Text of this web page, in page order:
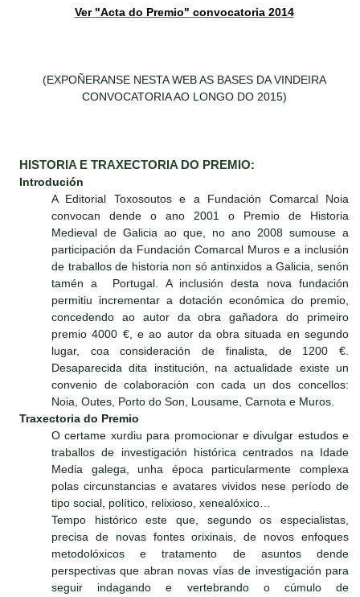
Ver "Acta do Premio" convocatoria 2014
(EXPOÑERANSE NESTA WEB AS BASES DA VINDEIRA
CONVOCATORIA AO LONGO DO 2015)
HISTORIA E TRAXECTORIA DO PREMIO:
Introdución
A Editorial Toxosoutos e a Fundación Comarcal Noia
convocan dende o ano 2001 o Premio de Historia
Medieval de Galicia ao que, no ano 2008 sumouse a
participación da Fundación Comarcal Muros e a inclusión
de traballos de historia non só antinxidos a Galicia, senón
tamén a Portugal. A inclusión desta nova fundación
permitiu incrementar a dotación económica do premio,
concedendo ao autor da obra gañadora do primeiro
premio 4000 €, e ao autor da obra situada en segundo
lugar, coa consideración de finalista, de 1200 €.
Desaparecida dita institución, na actualidade existe un
convenio de colaboración con cada un dos concellos:
Noia, Outes, Porto do Son, Lousame, Carnota e Muros.
Traxectoria do Premio
O certame xurdiu para promocionar e divulgar estudos e
traballos de investigación histórica centrados na Idade
Media galega, unha época particularmente complexa
polas circunstancias e avatares vividos nese período de
tipo social, político, relixioso, xenealóxico…
Tempo histórico este que, segundo os especialistas,
precisa de novas fontes orixinais, de novos enfoques
metodolóxicos e tratamento de asuntos dende
perspectivas que abran novas vías de investigación para
seguir indagando e vertebrando o cúmulo de